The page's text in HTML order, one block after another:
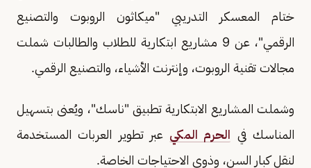
ختام المعسكر التدريبي "ميكاثون الروبوت والتصنيع
الرقمي"، عن 9 مشاريع ابتكارية للطلاب والطالبات شملت
مجالات تقنية الروبوت، وإنترنت الأشياء، والتصنيع الرقمي.
وشملت المشاريع الابتكارية تطبيق "ناسك"، ويُعنى بتسهيل
المناسك في الحرم المكي عبر تطوير العربات المستخدمة
لنقل كبار السن، وذوي الاحتياجات الخاصة.